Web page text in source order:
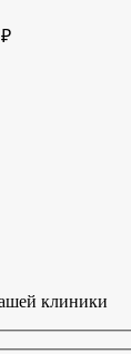
клиники